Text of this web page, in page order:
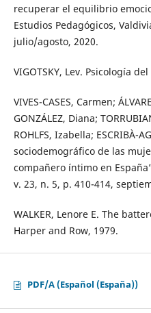
recuperar el equilibrio
Estudios Pedagógicos,
julio/agosto, 2020.
VIGOTSKY, Lev. Psicología
VIVES-CASES, Carmen;
GONZÁLEZ, Diana;
ROHLFS, Izabella; ESCRIBÀ-
sociodemográfico de las
compañero íntimo en
v. 23, n. 5, p. 410-414,
WALKER, Lenore E. The
Harper and Row, 1979.
PDF/A (Español (España))